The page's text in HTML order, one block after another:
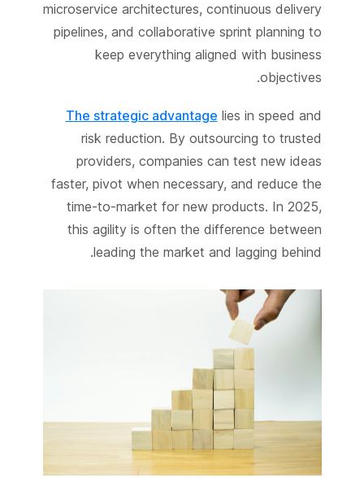
microservice architectures, continuous delivery
pipelines, and collaborative sprint planning to
keep everything aligned with business
objectives.
The strategic advantage lies in speed and
risk reduction. By outsourcing to trusted
providers, companies can test new ideas
faster, pivot when necessary, and reduce the
time-to-market for new products. In 2025,
this agility is often the difference between
leading the market and lagging behind.